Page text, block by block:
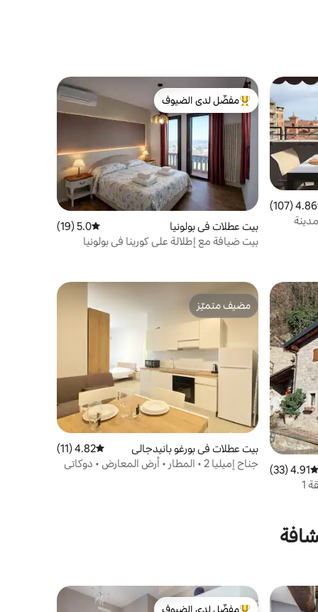
4.86 من 5، 107 مراجعات4.86 (107)
من أبرز البيوت المفضّلة لدى الضيوف
مفضّل لدى الضيوف
بيت عطلات في بولونيا متوسط التقييم 5.0 من 5، 19 مراجعات
5.0 (19)
بيت ضيافة مع إطلالة على كورينا في بولونيا
متوسط التقييم 4.91 من 5، 33 مراجعات
4.91 (33)
1
مضيف متميّز
مضيف متميّز
بيت عطلات في بورغو بانيدجالي متوسط التقييم 4.82 من 5، 11 مراجعات
4.82 (11)
جناح إميليا 2 • المطار • أرض المعارض • دوكاتي
مفضّل لدى الضيوف